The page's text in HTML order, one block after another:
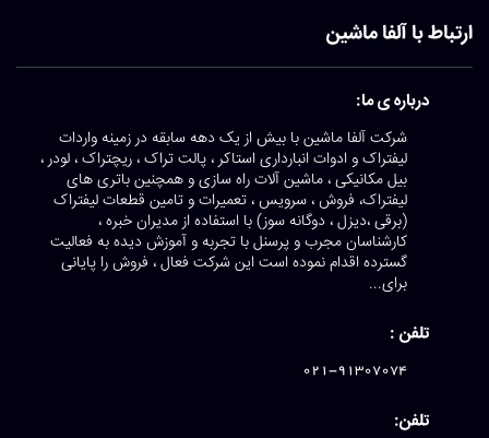
ارتباط با آلفا ماشین
درباره ی ما:
شرکت آلفا ماشین با بیش از یک دهه سابقه در زمینه واردات
لیفتراک و ادوات انبارداری استاکر ، پالت تراک ، ریچتراک ، لودر ،
بیل مکانیکی ، ماشین آلات راه سازی و همچنین باتری های
لیفتراک، فروش ، سرویس ، تعمیرات و تامین قطعات لیفتراک
(برقی ،دیزل ، دوگانه سوز) با استفاده از مدیران خبره ،
کارشناسان مجرب و پرسنل با تجربه و آموزش دیده به فعالیت
گسترده اقدام نموده است این شرکت فعال ، فروش را پایانی
برای...
تلفن :
021-91307074
تلفن: